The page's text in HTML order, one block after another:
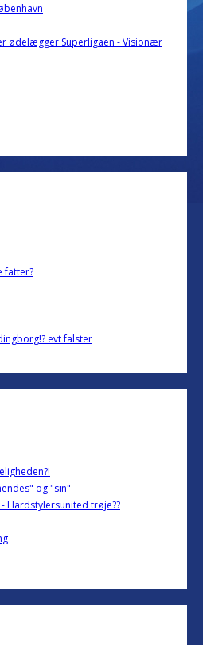
ødelægger Superligaen - Visionær
fatter?
evt falster
og "sin"
Hardstylersunited trøje??